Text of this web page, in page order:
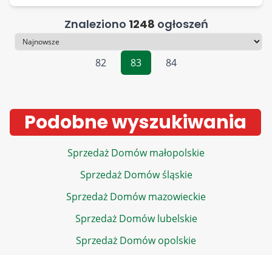
Znaleziono 1248 ogłoszeń
Sortowanie
82
83 84
Podobne wyszukiwania
Sprzedaż Domów małopolskie
Sprzedaż Domów śląskie
Sprzedaż Domów mazowieckie
Sprzedaż Domów lubelskie
Sprzedaż Domów opolskie